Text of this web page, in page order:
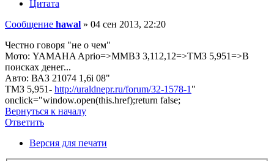
Цитата
Сообщение hawal » 04 сен 2013, 22:20
Честно говоря "не о чем"
Мото: YAMAHA Aprio=>ММВЗ 3,112,12=>ТМЗ 5,951=>В
поисках денег...
Авто: ВАЗ 21074 1,6i 08"
ТМЗ 5,951- http://uraldnepr.ru/forum/32-1578-1 "
onclick="window.open(this.href);return false;
Вернуться к началу
Ответить
Версия для печати